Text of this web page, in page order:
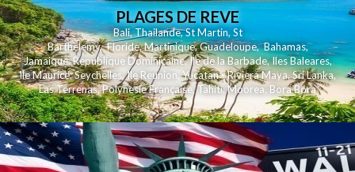
PLAGES DE REVE
Bali,Thailande,St Martin,St
Barthelemy,Floride,Martinique,Guadeloupe,Bahamas,
Jamaique,Republique Dominicaine,Ile de la Barbade,Iles Baleares,
Ile Maurice,Seychelles,Ile Reunion ,Yucatan - Riviera Maya,Sri Lanka,
Las Terrenas,Polynesie Française,Tahiti,Moorea, Bora Bora